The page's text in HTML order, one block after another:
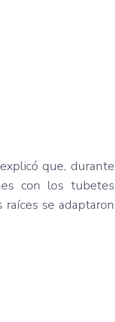
que, durante
con los tubetes
se adaptaron